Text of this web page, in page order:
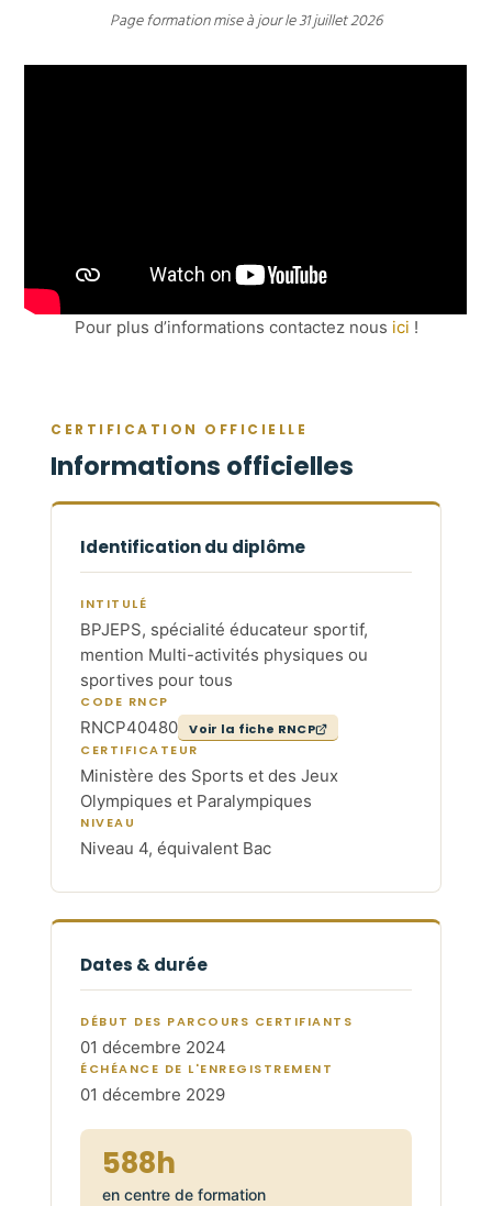
Page formation mise à jour le 31 juillet 2026
Pour plus d’informations contactez nous ici !
CERTIFICATION OFFICIELLE
Informations officielles
Identification du diplôme
INTITULÉ
BPJEPS, spécialité éducateur sportif,
mention Multi-activités physiques ou
sportives pour tous
CODE RNCP
RNCP40480
Voir la fiche RNCP
CERTIFICATEUR
Ministère des Sports et des Jeux
Olympiques et Paralympiques
NIVEAU
Niveau 4, équivalent Bac
Dates & durée
DÉBUT DES PARCOURS CERTIFIANTS
01 décembre 2024
ÉCHÉANCE DE L'ENREGISTREMENT
01 décembre 2029
588h
en centre de formation